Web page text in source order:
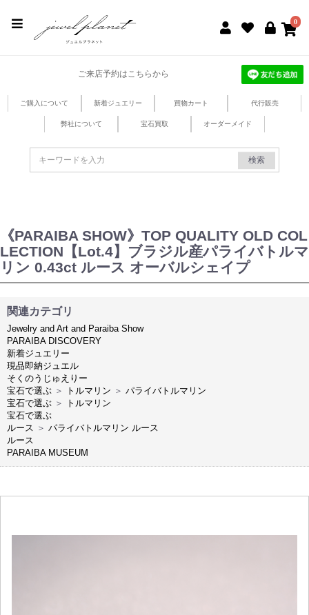
0
ご来店予約はこちらから
ご購入について 新着ジュエリー 買物カート 代行販売
弊社について 宝石買取 オーダーメイド
検索
《PARAIBA SHOW》TOP QUALITY OLD COL
LECTION【Lot.4】ブラジル産パライバトルマ
リン 0.43ct ルース オーバルシェイプ
関連カテゴリ
Jewelry and Art and Paraiba Show
PARAIBA DISCOVERY
新着ジュエリー
現品即納ジュエル
そくのうじゅえりー
宝石で選ぶ ＞ トルマリン ＞ パライバトルマリン
宝石で選ぶ ＞
トルマリン
宝石で選ぶ
ルース ＞ パライバトルマリン ルース
ルース
PARAIBA MUSEUM